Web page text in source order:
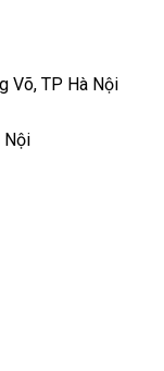
Võ, TP Hà Nội
Nội